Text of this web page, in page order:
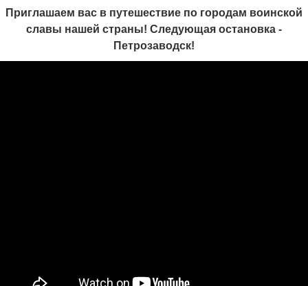
Приглашаем вас в путешествие по городам воинской
славы нашей страны! Следующая остановка -
Петрозаводск!